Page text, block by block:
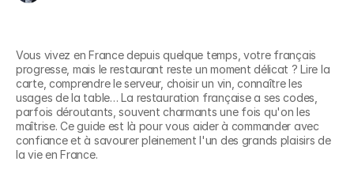
Vous vivez en France depuis quelque temps, votre français
progresse, mais le restaurant reste un moment délicat ? Lire la
carte, comprendre le serveur, choisir un vin, connaître les
usages de la table… La restauration française a ses codes,
parfois déroutants, souvent charmants une fois qu'on les
maîtrise. Ce guide est là pour vous aider à commander avec
confiance et à savourer pleinement l'un des grands plaisirs de
la vie en France.